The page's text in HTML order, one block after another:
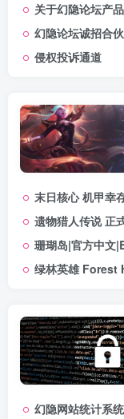
关于幻隐论坛产
幻隐论坛诚招合
侵权投诉通道
末日核心 机甲幸存者|
遗物猎人传说 正式版|官
珊瑚岛|官方中文
绿林英雄 Forest Heroes|
幻隐网站统计系